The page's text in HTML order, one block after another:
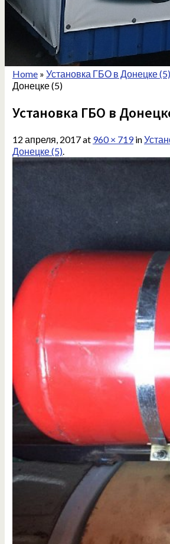
Home» Установка ГБО в Донецке (5)
Донецке (5)
Установка ГБО в
12 апреля, 2017at 960 × 719in
Донецке (5).